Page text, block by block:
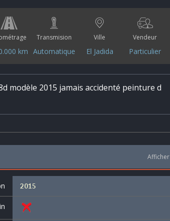
km
Transmision
Automatique
Ville
El Jadida
Vendeur
Particulier
modèle 2015 jamais accidenté peinture d
Afficher
2015